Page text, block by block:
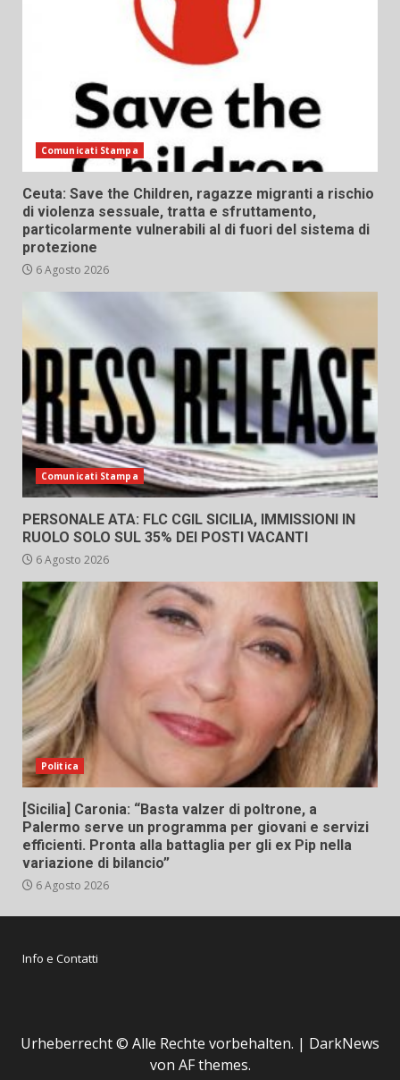
Comunicati Stampa
Ceuta: Save the Children, ragazze migranti a rischio
di violenza sessuale, tratta e sfruttamento,
particolarmente vulnerabili al di fuori del sistema di
protezione
6 Agosto 2026
Comunicati Stampa
PERSONALE ATA: FLC CGIL SICILIA, IMMISSIONI IN
RUOLO SOLO SUL 35% DEI POSTI VACANTI
6 Agosto 2026
Politica
[Sicilia] Caronia: “Basta valzer di poltrone, a
Palermo serve un programma per giovani e servizi
efficienti. Pronta alla battaglia per gli ex Pip nella
variazione di bilancio”
6 Agosto 2026
Info e Contatti
Urheberrecht © Alle Rechte vorbehalten. | DarkNews
von AF themes.